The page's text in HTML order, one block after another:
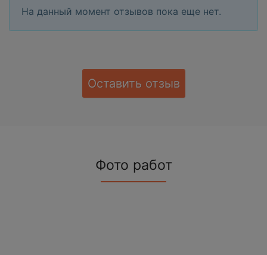
На данный момент отзывов пока еще нет.
Оставить отзыв
Фото работ